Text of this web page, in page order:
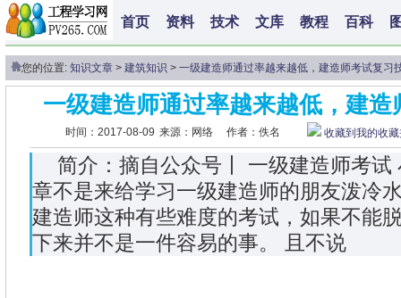
首页 资料 技术 文库 教程 百科
您的位置: 知识文章 > 建筑知识 > 一级建造师通过率越来越低，建造师考试复习
一级建造师通过率越来越低，建造
时间：2017-08-09 来源：网络 作者：佚名 收藏到我的收
简介：摘自公众号丨 一级建造师考试
章不是来给学习一级建造师的朋友泼冷
建造师这种有些难度的考试，如果不能
下来并不是一件容易的事。 且不说